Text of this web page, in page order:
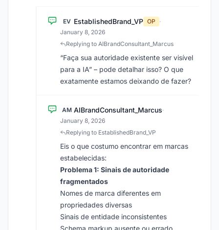
EV EstablishedBrand_VP OP
·
January 8, 2026
Replying to AIBrandConsultant_Marcus
“Faça sua autoridade existente ser visível
para a IA” – pode detalhar isso? O que
exatamente estamos deixando de fazer?
AM AIBrandConsultant_Marcus·
January 8, 2026
Replying to EstablishedBrand_VP
Eis o que costumo encontrar em marcas
estabelecidas:
Problema 1: Sinais de autoridade
fragmentados
Nomes de marca diferentes em
propriedades diversas
Sinais de entidade inconsistentes
Schema markup ausente ou errado